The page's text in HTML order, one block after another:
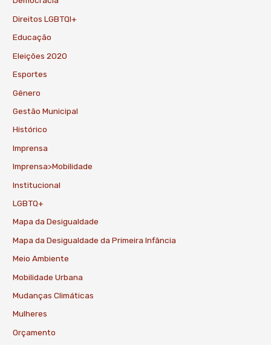
Direitos LGBTQI+
Educação
Eleições 2020
Esportes
Gênero
Gestão Municipal
Histórico
Imprensa
Imprensa>Mobilidade
Institucional
LGBTQ+
Mapa da Desigualdade
Mapa da Desigualdade da Primeira Infância
Meio Ambiente
Mobilidade Urbana
Mudanças Climáticas
Mulheres
Orçamento